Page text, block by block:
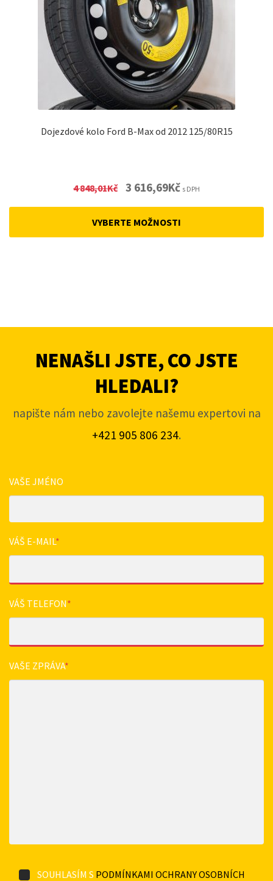
Dojezdové kolo Ford B-Max od 2012 125/80R15
4 848,01Kč Original
3 616,69KčCurrent
s DPH
VYBERTE MOŽNOSTI
NENAŠLI JSTE, CO JSTE
HLEDALI?
napište nám nebo zavolejte našemu expertovi na
+421 905 806 234.
VAŠE JMÉNO
VÁŠ E-MAIL*
VÁŠ TELEFON*
VAŠE ZPRÁVA*
SOUHLASÍM S PODMÍNKAMI OCHRANY OSOBNÍCH